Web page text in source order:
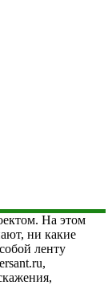
На этом
ни какие
ленту